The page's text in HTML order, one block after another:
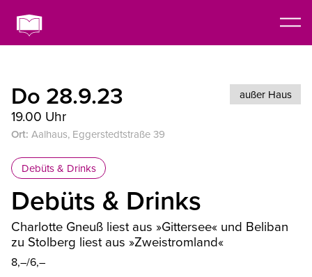
Do 28.9.23
19.00 Uhr
außer Haus
Ort: Aalhaus, Eggerstedtstraße 39
Debüts & Drinks
Debüts & Drinks
Charlotte Gneuß liest aus »Gittersee« und Beliban
zu Stolberg liest aus »Zweistromland«
8,–/6,–